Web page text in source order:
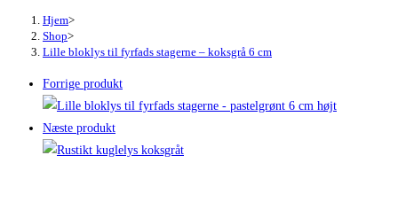
Hjem>
Shop>
Lille bloklys til fyrfads stagerne – koksgrå 6 cm
Forrige produkt
Næste produkt